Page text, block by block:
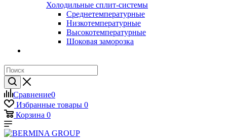
Холодильные сплит-системы
Среднетемпературные
Низкотемпературные
Высокотемпературные
Шоковая заморозка
Сравнение0
Избранные товары 0
Корзина 0